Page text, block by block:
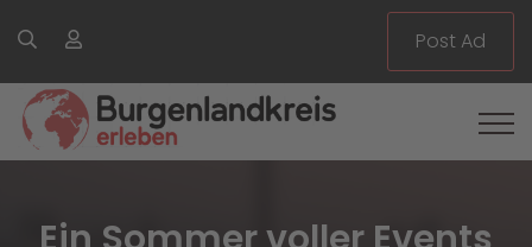
Post Ad